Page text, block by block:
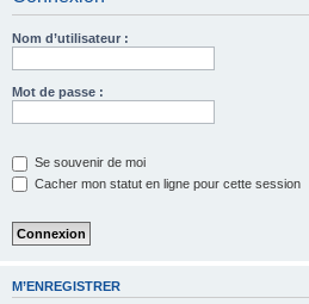
Nom d’utilisateur :
Mot de passe :
Se souvenir de moi
Cacher mon statut en ligne pour cette session
M’ENREGISTRER